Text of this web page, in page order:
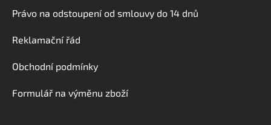
Právo na odstoupení od smlouvy do 14 dnů
Reklamační řád
Obchodní podmínky
Formulář na výměnu zboží